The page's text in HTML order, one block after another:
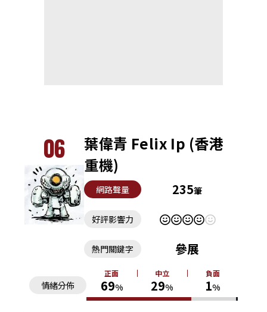
06
葉偉青 Felix Ip (香港
重機)
網路聲量 235筆
好評影響力
情緒分佈
正面
69%
中立
29%
負面
1%
熱門關鍵字 參展